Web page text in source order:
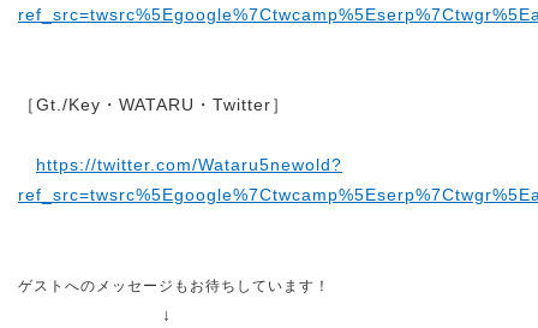
［Gt./Key・WATARU・Twitter］
https://twitter.com/Wataru5newold?
ゲストへのメッセージもお待ちしています！
↓